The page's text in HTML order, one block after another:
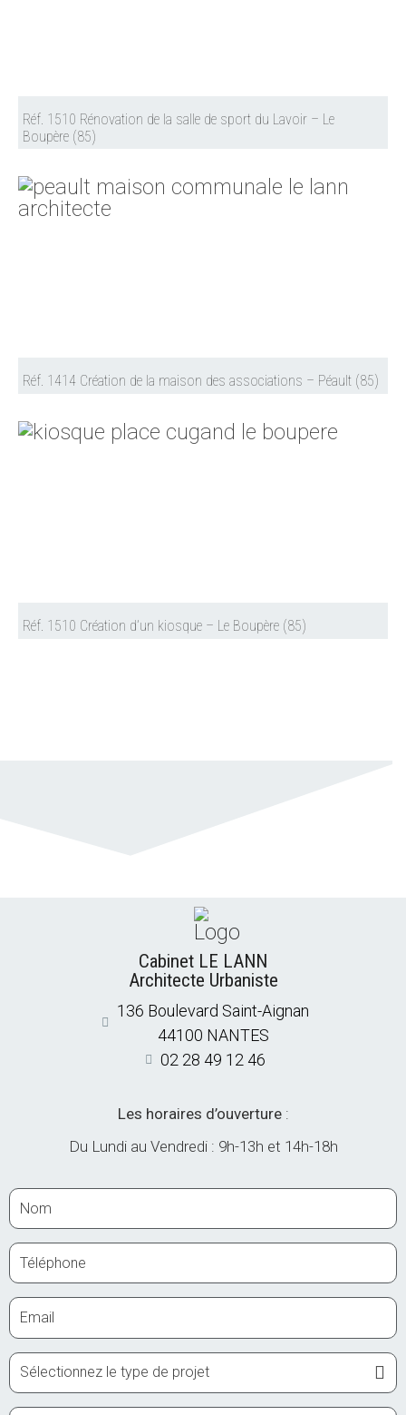
Réf. 1510 Rénovation de la salle de sport du Lavoir – Le
Boupère (85)
Réf. 1414 Création de la maison des associations – Péault (85)
Réf. 1510 Création d’un kiosque – Le Boupère (85)
Cabinet LE LANN
Architecte Urbaniste
136 Boulevard Saint-Aignan
44100 NANTES
02 28 49 12 46
Les horaires d’ouverture:
Du Lundi au Vendredi : 9h-13h et 14h-18h